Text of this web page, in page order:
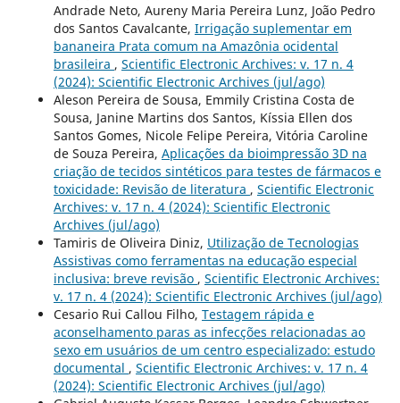
Andrade Neto, Aureny Maria Pereira Lunz, João Pedro
dos Santos Cavalcante, Irrigação suplementar em
bananeira Prata comum na Amazônia ocidental
brasileira , Scientific Electronic Archives: v. 17 n. 4
(2024): Scientific Electronic Archives (jul/ago)
Aleson Pereira de Sousa, Emmily Cristina Costa de
Sousa, Janine Martins dos Santos, Kíssia Ellen dos
Santos Gomes, Nicole Felipe Pereira, Vitória Caroline
de Souza Pereira, Aplicações da bioimpressão 3D na
criação de tecidos sintéticos para testes de fármacos e
toxicidade: Revisão de literatura , Scientific Electronic
Archives: v. 17 n. 4 (2024): Scientific Electronic
Archives (jul/ago)
Tamiris de Oliveira Diniz, Utilização de Tecnologias
Assistivas como ferramentas na educação especial
inclusiva: breve revisão , Scientific Electronic Archives:
v. 17 n. 4 (2024): Scientific Electronic Archives (jul/ago)
Cesario Rui Callou Filho, Testagem rápida e
aconselhamento paras as infecções relacionadas ao
sexo em usuários de um centro especializado: estudo
documental , Scientific Electronic Archives: v. 17 n. 4
(2024): Scientific Electronic Archives (jul/ago)